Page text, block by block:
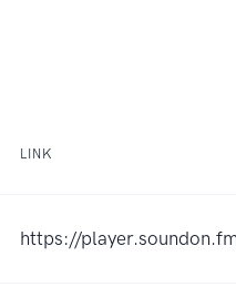
LINK
https://